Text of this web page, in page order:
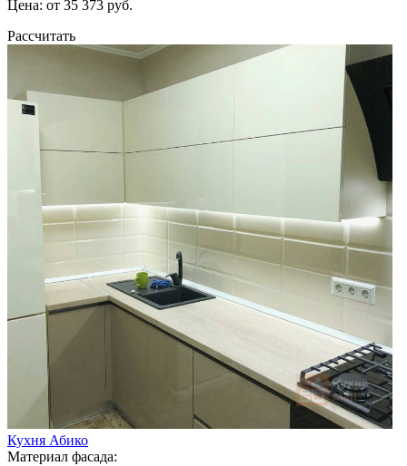
Цена: от 35 373 руб.
Рассчитать
Кухня Абико
Материал фасада: